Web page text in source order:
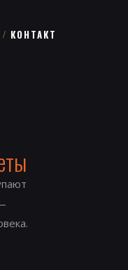
КОНТАКТ